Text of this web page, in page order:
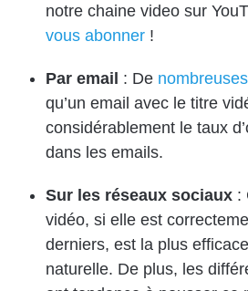
notre chaine video sur
vous abonner !
Par email : De
qu’un email avec le titre
considérablement le taux
dans les emails.
Sur les réseaux sociaux :
vidéo, si elle est
derniers, est la plus
naturelle. De plus, les